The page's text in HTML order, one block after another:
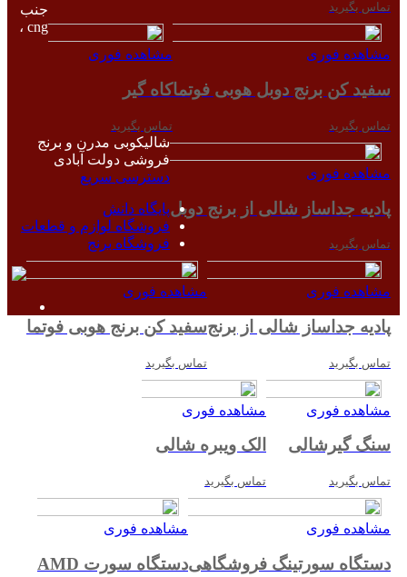
تماس بگیرید
مشاهده فوری
سفید کن برنج دوبل هوبی فوتما
تماس بگیرید
مشاهده فوری
کاه گیر
تماس بگیرید
مشاهده فوری
پادیه جداساز شالی از برنج دوبل
تماس بگیرید
مشاهده فوری
پادیه جداساز شالی از برنج
تماس بگیرید
مشاهده فوری
سفید کن برنج هوبی فوتما
تماس بگیرید
مشاهده فوری
سنگ گیرشالی
تماس بگیرید
مشاهده فوری
الک ویبره شالی
تماس بگیرید
مشاهده فوری
دستگاه سورتینگ فروشگاهی
مشاهده فوری
دستگاه سورت AMD
جنب
cng ،
شالیکوبی مدرن و برنج
فروشی دولت آبادی
دسترسی سریع
پایگاه دانش
فروشگاه لوازم و قطعات
فروشگاه برنج